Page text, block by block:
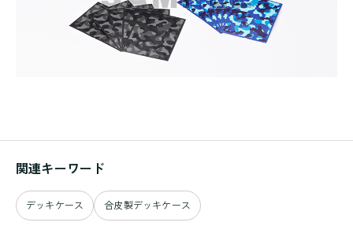
関連キーワード
デッキケース 合皮製デッキケース